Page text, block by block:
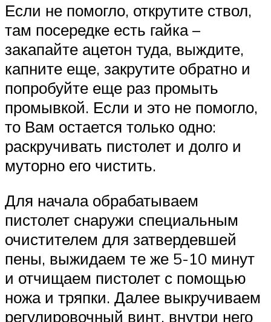
Если не помогло, открутите ствол,
там посередке есть гайка –
закапайте ацетон туда, выждите,
капните еще, закрутите обратно и
попробуйте еще раз промыть
промывкой. Если и это не помогло,
то Вам остается только одно:
раскручивать пистолет и долго и
муторно его чистить.
Для начала обрабатываем
пистолет снаружи специальным
очистителем для затвердевшей
пены, выжидаем те же 5-10 минут
и отчищаем пистолет с помощью
ножа и тряпки. Далее выкручиваем
регулировочный винт, внутри него